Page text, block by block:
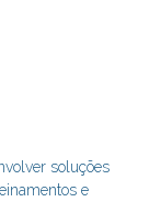
soluções
e